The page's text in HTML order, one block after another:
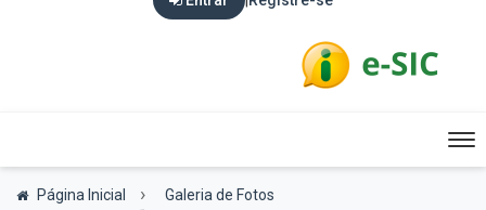
Página Inicial
Galeria de Fotos